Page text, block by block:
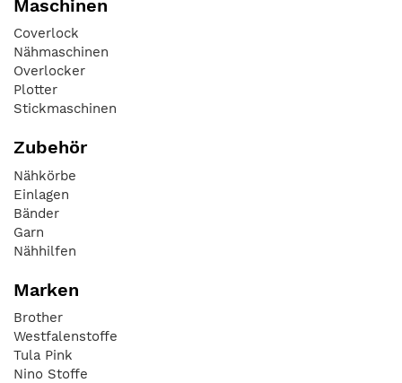
Maschinen
Coverlock
Nähmaschinen
Overlocker
Plotter
Stickmaschinen
Zubehör
Nähkörbe
Einlagen
Bänder
Garn
Nähhilfen
Marken
Brother
Westfalenstoffe
Tula Pink
Nino Stoffe